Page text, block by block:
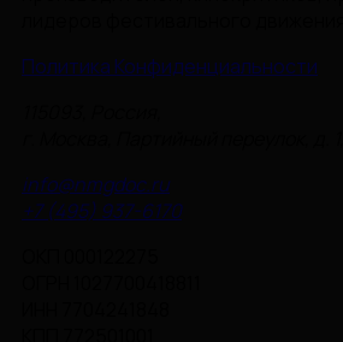
Политика Конфиденциальности
info@nmgdoc.ru
+7 (495) 937-6170